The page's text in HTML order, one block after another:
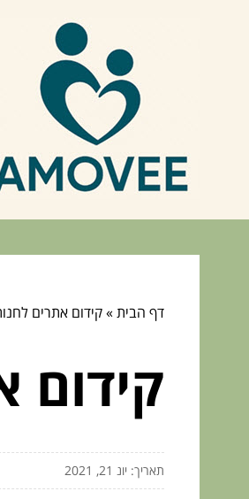
דף הבית»קידום אתרים
קידום
תאריך: יונ 21, 2021